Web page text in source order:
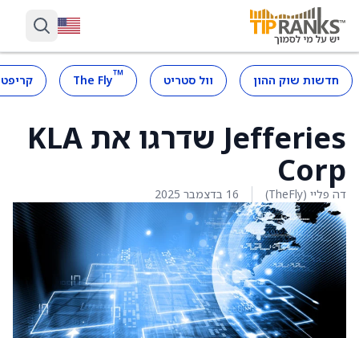
חדשות שוק ההון וול סטריט ™
The Fly
Jefferies שדרגו את KLA
Corp
דה פליי (TheFly) 16 בדצמבר 2025